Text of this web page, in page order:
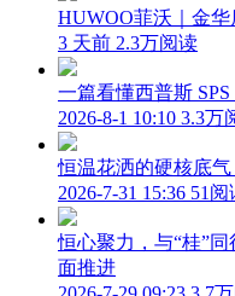
HUWOO菲沃｜金华
3 天前 2.3万阅读
一篇看懂西普斯
2026-8-1 10:10 3.3万
恒温花洒的硬核底
2026-7-31 15:36 51阅
恒心聚力，与“桂”
面推进